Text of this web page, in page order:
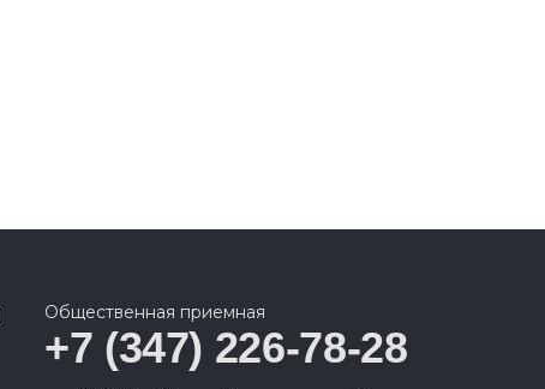
Общественная приемная
+7 (347) 226-78-28